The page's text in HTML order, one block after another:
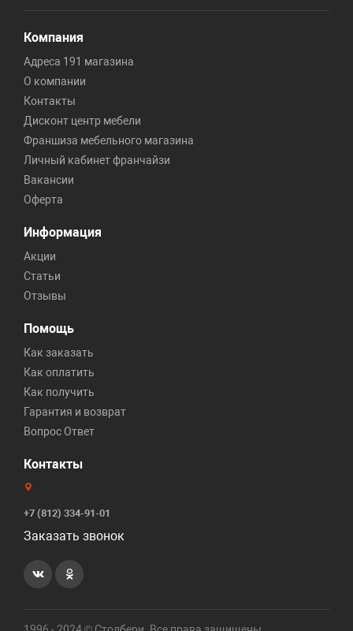
Компания
Адреса 191 магазина
О компании
Контакты
Дисконт центр мебели
Франшиза мебельного магазина
Личный кабинет франчайзи
Вакансии
Оферта
Информация
Акции
Статьи
Отзывы
Помощь
Как заказать
Как оплатить
Как получить
Гарантия и возврат
Вопрос Ответ
Контакты
+7 (812) 334-91-01
Заказать звонок